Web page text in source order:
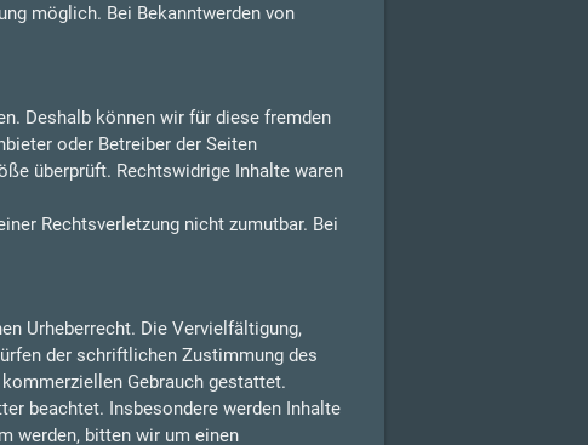
möglich. Bei Bekanntwerden von
Deshalb können wir für diese fremden
oder Betreiber der Seiten
überprüft. Rechtswidrige Inhalte waren
Rechtsverletzung nicht zumutbar. Bei
Urheberrecht. Die Vervielfältigung,
der schriftlichen Zustimmung des
Gebrauch gestattet.
beachtet. Insbesondere werden Inhalte
werden, bitten wir um einen